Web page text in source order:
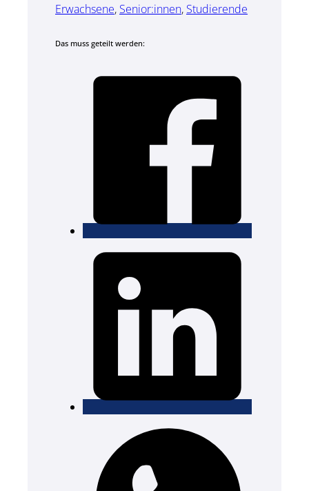
Erwachsene, Senior:innen, Studierende
Das muss geteilt werden: